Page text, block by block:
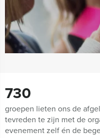
730
groepen lieten ons de
tevreden te zijn met de
evenement zelf én de